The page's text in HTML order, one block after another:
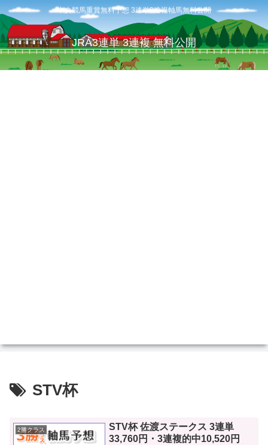
中央競馬重賞無料予想 3連単3連複軸馬無料公開
JRA3連単 3連複 無料公開
STV杯
2勝クラス
STV杯 佐渡ステークス 3連単
33,760円・3連複的中10,520円